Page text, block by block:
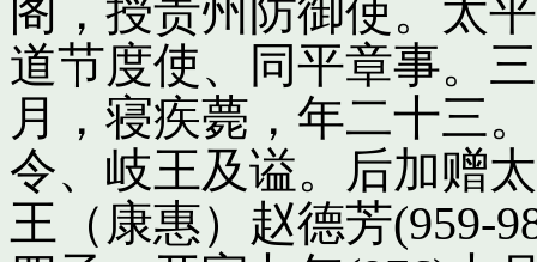
阁，授贵州防御使。太
道节度使、同平章事。
月，寝疾薨，年二十三
令、岐王及谥。后加赠
王（康惠）赵德芳(959-